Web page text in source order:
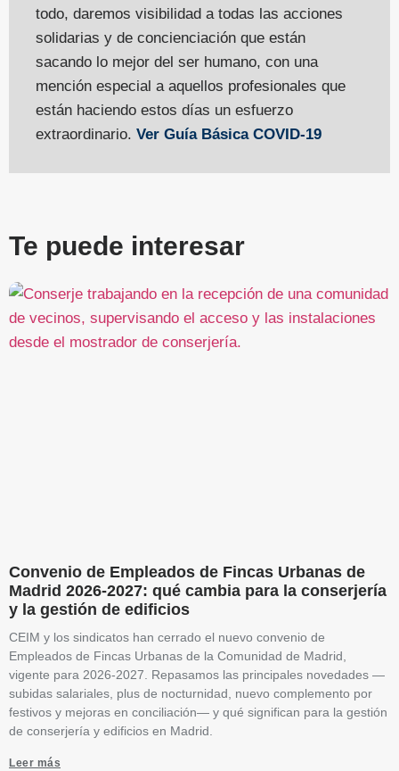
todo, daremos visibilidad a todas las acciones
solidarias y de concienciación que están
sacando lo mejor del ser humano, con una
mención especial a aquellos profesionales que
están haciendo estos días un esfuerzo
extraordinario. Ver Guía Básica COVID-19
Te puede interesar
Convenio de Empleados de Fincas Urbanas de
Madrid 2026-2027: qué cambia para la conserjería
y la gestión de edificios
CEIM y los sindicatos han cerrado el nuevo convenio de
Empleados de Fincas Urbanas de la Comunidad de Madrid,
vigente para 2026-2027. Repasamos las principales novedades —
subidas salariales, plus de nocturnidad, nuevo complemento por
festivos y mejoras en conciliación— y qué significan para la gestión
de conserjería y edificios en Madrid.
Leer más